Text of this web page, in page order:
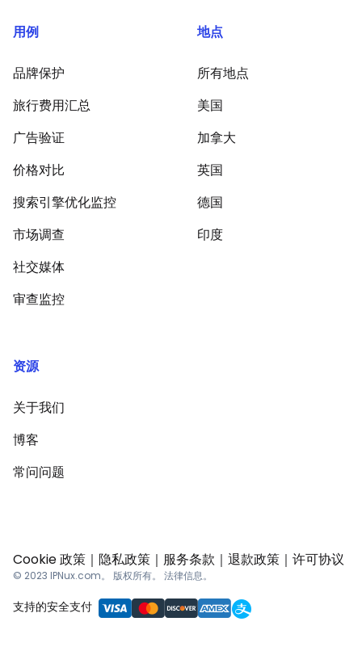
用例
品牌保护
旅行费用汇总
广告验证
价格对比
搜索引擎优化监控
市场调查
社交媒体
审查监控
地点
所有地点
美国
加拿大
英国
德国
印度
资源
关于我们
博客
常问问题
Cookie 政策 ｜ 隐私政策 ｜ 服务条款 ｜ 退款政策 ｜ 许可协议
© 2023 IPNux.com。 版权所有。 法律信息。
支持的安全支付